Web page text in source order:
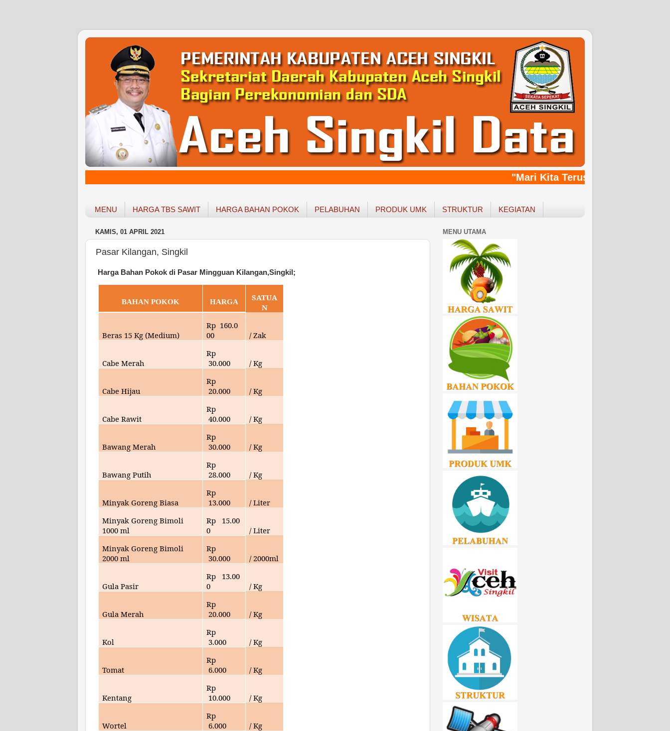
"Mari Kita Terus Bersinergy,
MENU HARGA TBS SAWIT HARGA BAHAN POKOK PELABUHAN PRODUK UMK STRUKTUR KEGIATAN
KAMIS, 01 APRIL 2021
Pasar Kilangan, Singkil
Harga Bahan Pokok di Pasar Mingguan Kilangan,Singkil;
BAHAN POKOK HARGA
SATUA
N
Beras 15 Kg (Medium)
Rp 160.0
00
/ Zak
Cabe Merah
Rp
30.000 / Kg
Cabe Hijau
Rp
20.000 / Kg
Cabe Rawit
Rp
40.000 / Kg
Bawang Merah
Rp
30.000 / Kg
Bawang Putih
Rp
28.000 / Kg
Minyak Goreng Biasa
Rp
13.000
/ Liter
Minyak Goreng Bimoli
1000 ml
Rp
15.00
0
/ Liter
Minyak Goreng Bimoli
2000 ml
Rp
30.000 / 2000ml
Gula Pasir
Rp
13.00
0
/ Kg
Gula Merah
Rp
20.000 / Kg
Kol
Rp
3.000 / Kg
Tomat
Rp
6.000 / Kg
Kentang
Rp
10.000 / Kg
Wortel
Rp
6.000 / Kg
MENU UTAMA